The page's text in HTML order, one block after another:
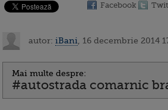
Facebook
autor: iBani , 16 decembrie 2014
Mai multe despre:
#autostrada comarnic